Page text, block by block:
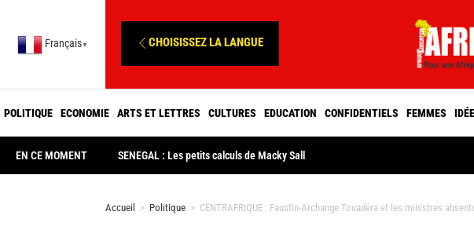
Français ▼ CHOISISSEZ LA LANGUE
POLITIQUE ECONOMIE ARTS ET LETTRES CULTURES EDUCATION CONFIDENTIELS FEMMES
EN CE MOMENT SENEGAL : Les petits calculs de Macky Sall
Accueil > Politique > CENTRAFRIQUE : Faustin-Archange Touadéra et les ministres